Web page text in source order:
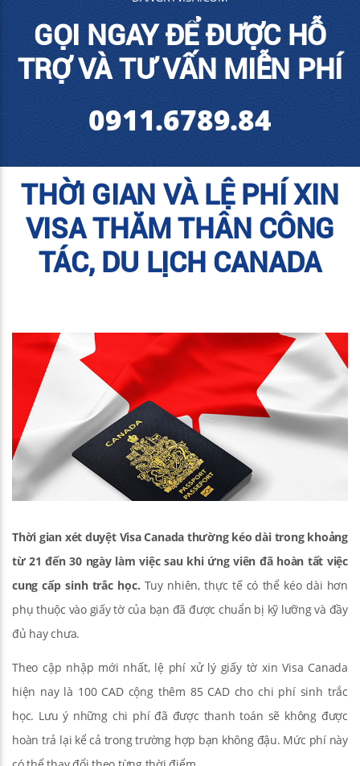
GỌI NGAY ĐỂ ĐƯỢC HỖ
TRỢ VÀ TƯ VẤN MIỄN PHÍ
0911.6789.84
THỜI GIAN VÀ LỆ PHÍ XIN
VISA THĂM THÂN CÔNG
TÁC, DU LỊCH CANADA
Thời gian xét duyệt Visa Canada thường kéo dài trong khoảng
từ 21 đến 30 ngày làm việc sau khi ứng viên đã hoàn tất việc
cung cấp sinh trắc học. Tuy nhiên, thực tế có thể kéo dài hơn
phụ thuộc vào giấy tờ của bạn đã được chuẩn bị kỹ lưỡng và đầy
đủ hay chưa.
Theo cập nhập mới nhất, lệ phí xử lý giấy tờ xin Visa Canada
hiện nay là 100 CAD cộng thêm 85 CAD cho chi phí sinh trắc
học. Lưu ý những chi phí đã được thanh toán sẽ không được
hoàn trả lại kể cả trong trường hợp bạn không đậu. Mức phí này